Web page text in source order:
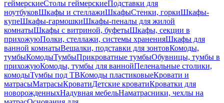
геймерскиеСтолы геймерскиеПодставки для
ноутбуковШкафы и стеллажиШкафыСтенки, горкиШкафы-
купеШкафы-гармошкиШкафы-пеналы для жилой
комнатыШкафы с витриной, буфетыШкафы, секции в
прихожуюПолки, стеллажи, системы храненияШкафы для
ванной комнатыВешалки, подставки для зонтовКомоды,
тумбыКомодыТумбыПрикроватные тумбыОбувницы, тумбы в
прихожуюКомоды, тумбы для ваннойПеленальные столики,
комодыТумбы под ТВКомоды пластиковыеКровати и
матрасыМатрасыКроватиДетские кроватиКроватки для
новорожденныхНадувная мебельНаматрасники, чехлы на